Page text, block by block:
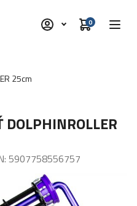
0
25cm
DOLPHINROLLER
5907758556757